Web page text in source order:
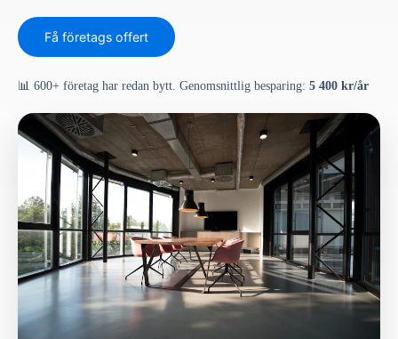
Få företags offert
📊 600+ företag har redan bytt. Genomsnittlig besparing: 5 400 kr/år